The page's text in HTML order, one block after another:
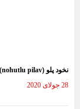
نخود پلو (nohutlu pilav)
28 جولای 2020